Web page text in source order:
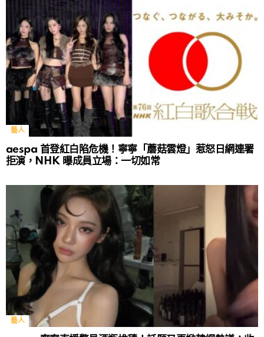
藝人
aespa 首登紅白陷危機！寧寧「蘑菇雲燈」惹怒日網連署
拒演，NHK 曝成員立場：一切如常
藝人